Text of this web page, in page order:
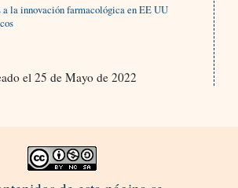
la innovación farmacológica en EE UU
el 25 de Mayo de 2022